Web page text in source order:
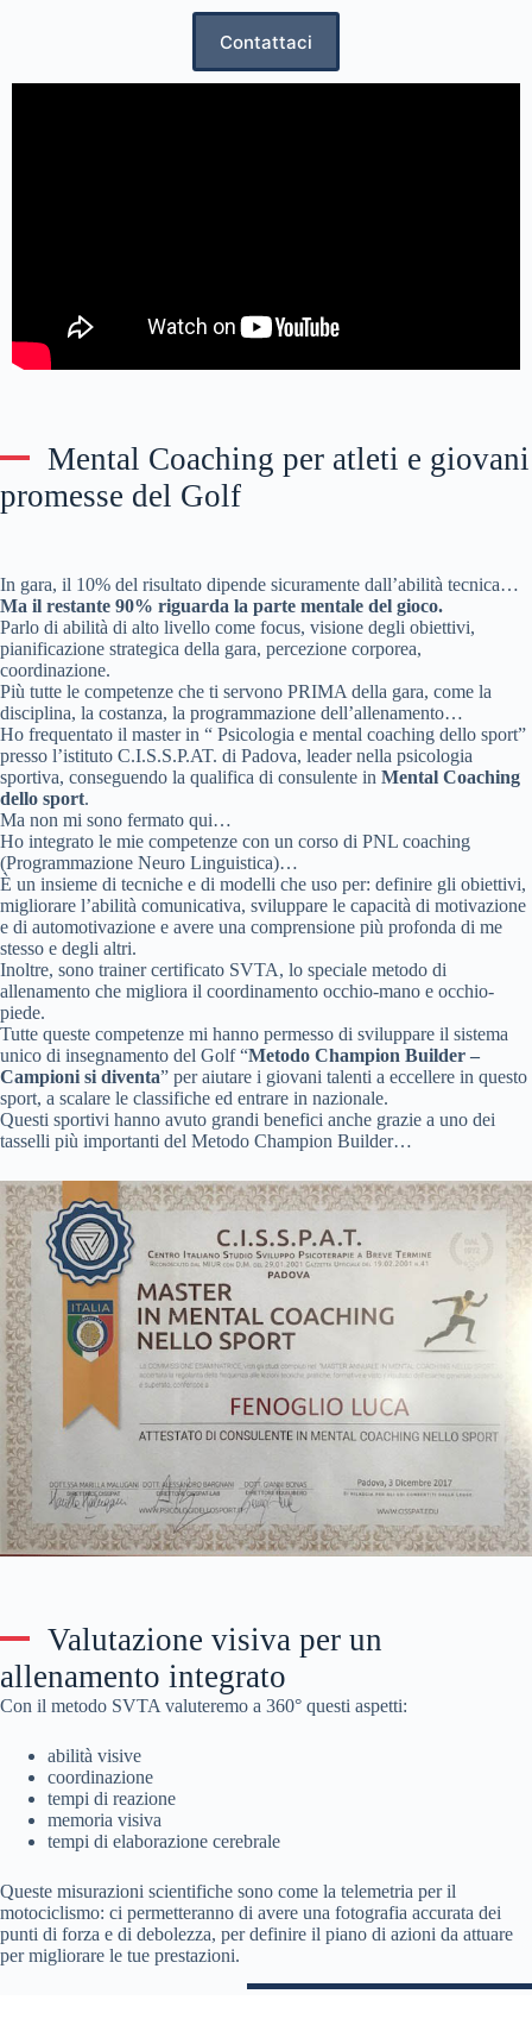
Contattaci
Mental Coaching per atleti e giovani
promesse del Golf
In gara, il 10% del risultato dipende sicuramente dall’abilità tecnica…
Ma il restante 90% riguarda la parte mentale del gioco.
Parlo di abilità di alto livello come focus, visione degli obiettivi,
pianificazione strategica della gara, percezione corporea,
coordinazione.
Più tutte le competenze che ti servono PRIMA della gara, come la
disciplina, la costanza, la programmazione dell’allenamento…
Ho frequentato il master in “ Psicologia e mental coaching dello sport”
presso l’istituto C.I.S.S.P.AT. di Padova, leader nella psicologia
sportiva, conseguendo la qualifica di consulente in Mental Coaching
dello sport.
Ma non mi sono fermato qui…
Ho integrato le mie competenze con un corso di PNL coaching
(Programmazione Neuro Linguistica)…
È un insieme di tecniche e di modelli che uso per: definire gli obiettivi,
migliorare l’abilità comunicativa, sviluppare le capacità di motivazione
e di automotivazione e avere una comprensione più profonda di me
stesso e degli altri.
Inoltre, sono trainer certificato SVTA, lo speciale metodo di
allenamento che migliora il coordinamento occhio-mano e occhio-
piede.
Tutte queste competenze mi hanno permesso di sviluppare il sistema
unico di insegnamento del Golf “Metodo Champion Builder –
Campioni si diventa” per aiutare i giovani talenti a eccellere in questo
sport, a scalare le classifiche ed entrare in nazionale.
Questi sportivi hanno avuto grandi benefici anche grazie a uno dei
tasselli più importanti del Metodo Champion Builder…
Valutazione visiva per un
allenamento integrato
Con il metodo SVTA valuteremo a 360° questi aspetti:
abilità visive
coordinazione
tempi di reazione
memoria visiva
tempi di elaborazione cerebrale
Queste misurazioni scientifiche sono come la telemetria per il
motociclismo: ci permetteranno di avere una fotografia accurata dei
punti di forza e di debolezza, per definire il piano di azioni da attuare
per migliorare le tue prestazioni.